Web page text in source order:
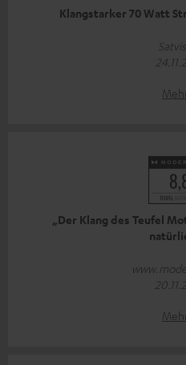
Klangstarker 70 Watt
„Der Klang des Teufel